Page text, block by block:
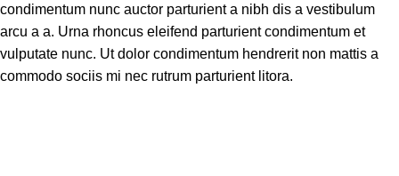
condimentum nunc auctor parturient a nibh dis a vestibulum
arcu a a. Urna rhoncus eleifend parturient condimentum et
vulputate nunc. Ut dolor condimentum hendrerit non mattis a
commodo sociis mi nec rutrum parturient litora.